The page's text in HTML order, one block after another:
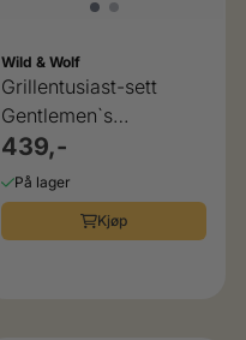
Wild & Wolf
Grillentusiast-sett
Gentlemen`s
Hardware
439,-
På lager
Kjøp